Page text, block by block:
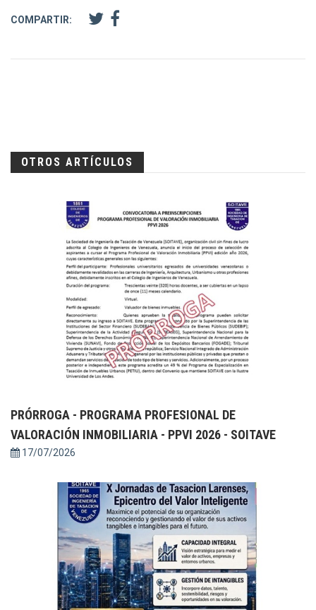
COMPARTIR:
OTROS ARTÍCULOS
PRÓRROGA - PROGRAMA PROFESIONAL DE
VALORACIÓN INMOBILIARIA - PPVI 2026 - SOITAVE
17/07/2026